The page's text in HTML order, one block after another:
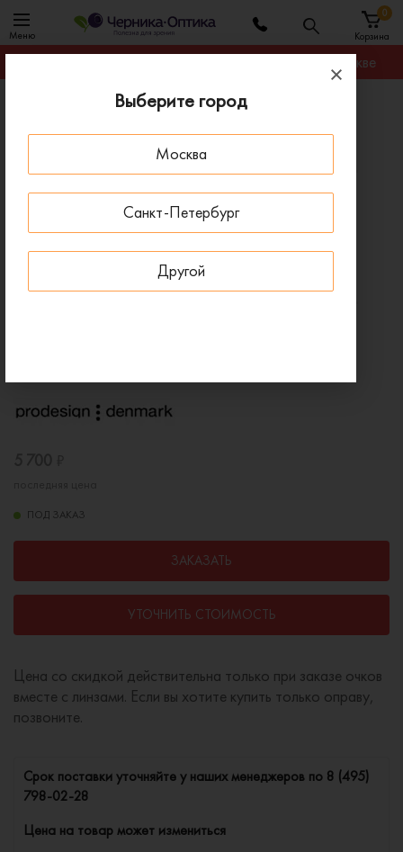
Выберите город
Москва
Санкт-Петербург
Другой
Меню Корзина
0
Гарантируем лучшую цену на любую оправу в Москве
Оправы для очков
Оправа PRODESIGN 4756 6032
ПОД ЗАКАЗ
ЗАКАЗАТЬ
УТОЧНИТЬ СТОИМОСТЬ
Цена со скидкой действительна только при заказе очков
вместе с линзами. Если вы хотите купить только оправу,
позвоните.
Cрок поставки уточняйте у наших менеджеров по 8 (495)
798-02-28
Цена на товар может измениться
ПОД ЗАКАЗ